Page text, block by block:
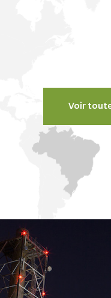
Voir